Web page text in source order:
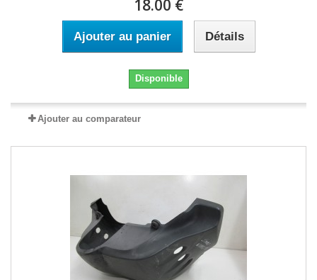
18.00 €
Ajouter au panier Détails
Disponible
Ajouter au comparateur